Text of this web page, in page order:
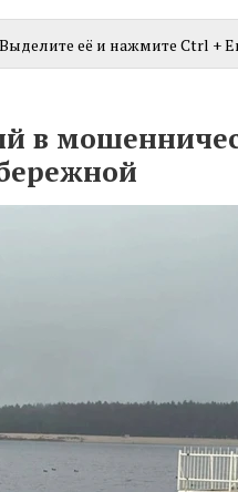
её и нажмите Ctrl +
в